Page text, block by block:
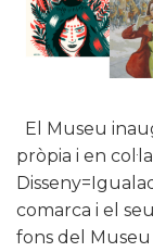
El Museu
pròpia i en
comarca i el
fons del Museu